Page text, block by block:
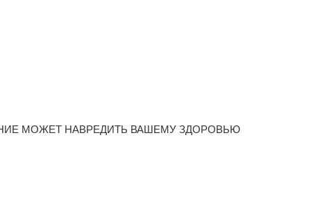
МОЖЕТ НАВРЕДИТЬ ВАШЕМУ ЗДОРОВЬЮ